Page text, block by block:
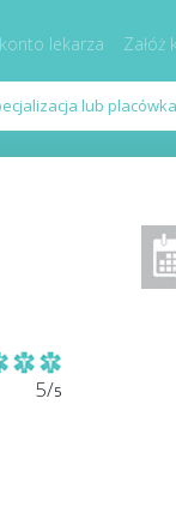
lekarza
5/5